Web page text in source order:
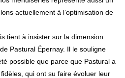
actuellement à l’optimisation de
tient à insister sur la dimension
Pastural Épernay. Il le souligne
possible que parce que Pastural a
qui ont su faire évoluer leur